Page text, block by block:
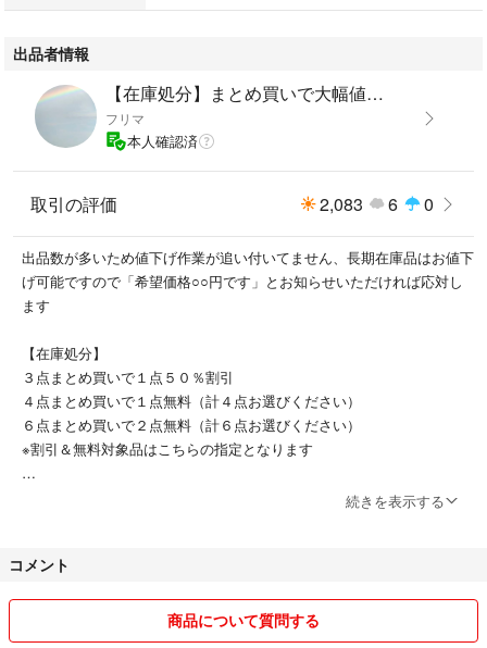
出品者情報
【在庫処分】まとめ買いで大幅値引き
フリマ
本人確認済
取引の評価 2,083 6 0
出品数が多いため値下げ作業が追い付いてません、長期在庫品はお値下
げ可能ですので「希望価格○○円です」とお知らせいただければ応対し
ます
【在庫処分】
３点まとめ買いで１点５０％割引
４点まとめ買いで１点無料（計４点お選びください）
６点まとめ買いで２点無料（計６点お選びください）
※割引＆無料対象品はこちらの指定となります
ばら売り、当日発送OK！質問やご不明点はいつでもお問い合わせくだ
◎喫煙者なし、ペット飼育はしてません
◎以下は対応いたしかねます🙇
販売終了品／出品数以上の在庫問い合わせ
続きを表示する
コメント
商品について質問する